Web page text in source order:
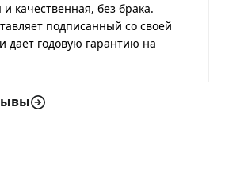
качественная, без брака.
подписанный со своей
дает годовую гарантию на